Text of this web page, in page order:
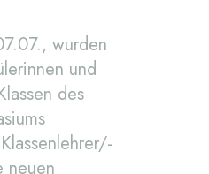
wurden
und
des
neuen